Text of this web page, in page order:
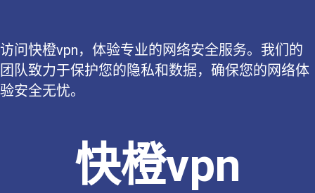
访问快橙vpn，体验专业的网络安全服务。我们的
团队致力于保护您的隐私和数据，确保您的网络体
验安全无忧。
快橙vpn